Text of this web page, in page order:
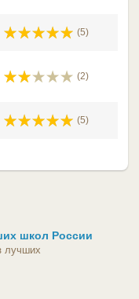
(5)
(2)
(5)
школ России
лучших